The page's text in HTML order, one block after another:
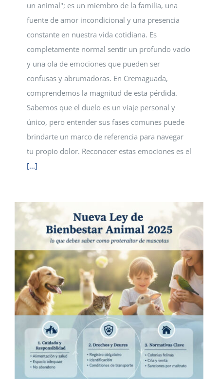
un animal"; es un miembro de la familia, una
fuente de amor incondicional y una presencia
constante en nuestra vida cotidiana. Es
completamente normal sentir un profundo vacío
y una ola de emociones que pueden ser
confusas y abrumadoras. En Cremaguada,
comprendemos la magnitud de esta pérdida.
Sabemos que el duelo es un viaje personal y
único, pero entender sus fases comunes puede
brindarte un marco de referencia para navegar
tu propio dolor. Reconocer estas emociones es el
[...]